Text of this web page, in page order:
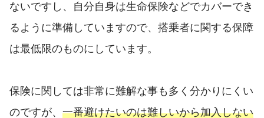
ないですし、自分自身は生命保険などでカバーでき
るように準備していますので、搭乗者に関する保障
は最低限のものにしています。
保険に関しては非常に難解な事も多く分かりにくい
のですが、 一番避けたいのは難しいから加入しない